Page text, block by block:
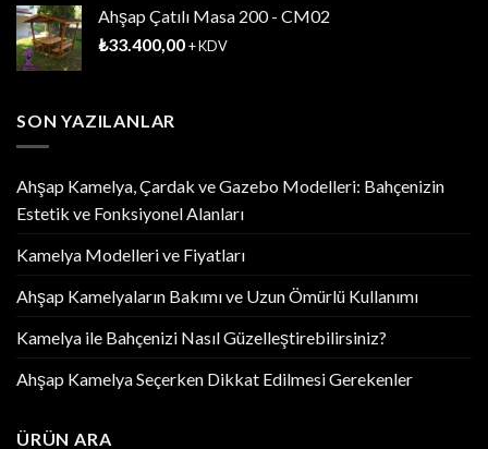
Ahşap Çatılı Masa 200 - CM02
₺33.400,00+ KDV
SON YAZILANLAR
Ahşap Kamelya, Çardak ve Gazebo Modelleri: Bahçenizin
Estetik ve Fonksiyonel Alanları
Kamelya Modelleri ve Fiyatları
Ahşap Kamelyaların Bakımı ve Uzun Ömürlü Kullanımı
Kamelya ile Bahçenizi Nasıl Güzelleştirebilirsiniz?
Ahşap Kamelya Seçerken Dikkat Edilmesi Gerekenler
ÜRÜN ARA